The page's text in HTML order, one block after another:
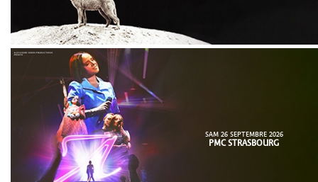
SAM 26 SEPTEMBRE 2026
PMC STRASBOURG